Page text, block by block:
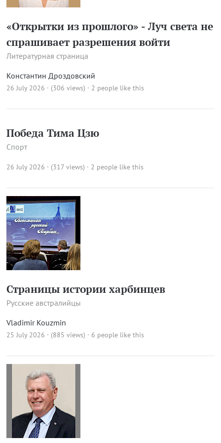
«Открытки из прошлого» - Луч света не
спрашивает разрешения войти
Литературная страница
Константин Дроздовский
26 July 2026 · (306 views) · 2 people like this
Победа Тима Цзю
Спорт
26 July 2026 · (317 views) · 2 people like this
Страницы истории харбинцев
Русские австралийцы
Vladimir Kouzmin
25 July 2026 · (885 views) · 6 people like this